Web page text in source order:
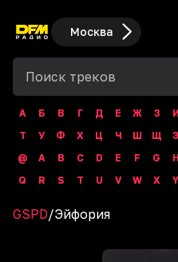
Москва
А Б В Г Д Е Ж З И
Т
У Ф Х Ц Ч Ш Щ Э
@
A B C D E F G H
Q
R S T U V W X Y
GSPD/Эйфория